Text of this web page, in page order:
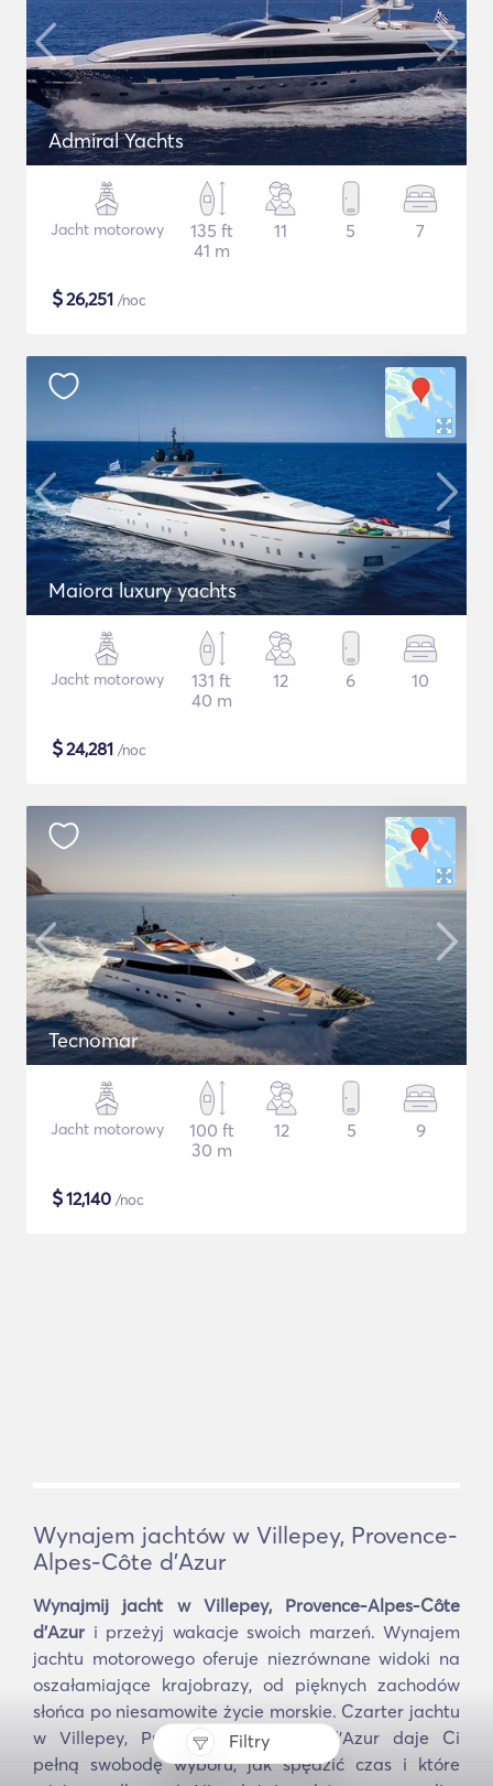
Filtry
Admiral Yachts
Jacht motorowy
135 ft
41 m
11 5 7
$26,251 /noc
Maiora luxury yachts
Jacht motorowy
131 ft
40 m
12 6 10
$24,281 /noc
Tecnomar
Jacht motorowy
100 ft
30 m
12 5 9
$12,140 /noc
Wynajem jachtów w Villepey, Provence-
Alpes-Côte d'Azur
Wynajmij jacht w Villepey, Provence-Alpes-Côte
d'Azur i przeżyj wakacje swoich marzeń. Wynajem
jachtu motorowego oferuje niezrównane widoki na
oszałamiające krajobrazy, od pięknych zachodów
słońca po niesamowite życie morskie. Czarter jachtu
w Villepey, Provence-Alpes-Côte d'Azur daje Ci
pełną swobodę wyboru, jak spędzić czas i które